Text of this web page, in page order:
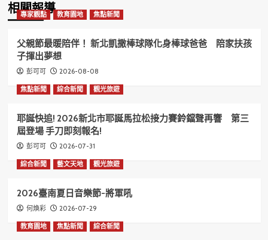
相關報導
專家觀點 教育園地 焦點新聞
父親節最暖陪伴！ 新北凱撒棒球隊化身棒球爸爸 陪家扶孩
子揮出夢想
彭可可 2026-08-08
焦點新聞 綜合新聞 觀光旅遊
耶誕快追! 2026新北市耶誕馬拉松接力賽鈴鐺聲再響 第三
屆登場 手刀即刻報名!
彭可可 2026-07-31
綜合新聞 藝文天地 觀光旅遊
2026臺南夏日音樂節-將軍吼
何煥彩 2026-07-29
教育園地 焦點新聞 綜合新聞